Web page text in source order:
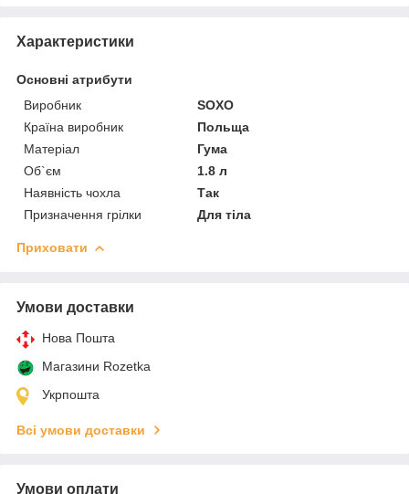
Характеристики
Основні атрибути
Виробник
SOXO
Країна виробник
Польща
Матеріал
Гума
Об`єм
1.8 л
Наявність чохла
Так
Призначення грілки
Для тіла
Приховати
Умови доставки
Нова Пошта
Магазини Rozetka
Укрпошта
Всі умови доставки
Умови оплати